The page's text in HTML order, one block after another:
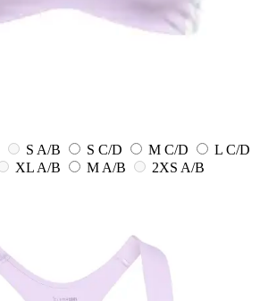
S A/B S C/D M C/D
L C/D
XL A/B M A/B
2XS A/B